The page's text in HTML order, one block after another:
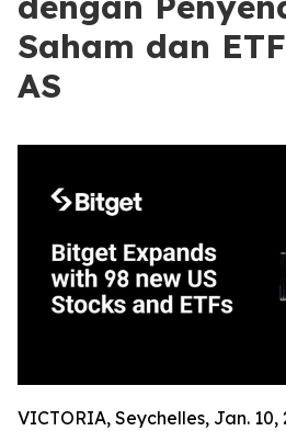
Saham dan
AS
VICTORIA, Seychelles, Jan. 10,